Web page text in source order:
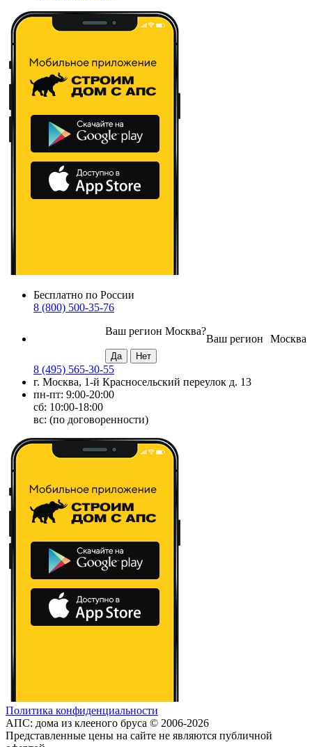
Бесплатно по России
8 (800) 500-35-76
Москва
Ваш регион
Ваш регион Москва?
8 (495) 565-30-55
г. Москва, 1-й Красносельский переулок д. 13
пн-пт: 9:00-20:00
сб: 10:00-18:00
вс: (по договоренности)
Политика конфиденциальности
АПС: дома из клееного бруса © 2006-2026
Представленные цены на сайте не являются публичной